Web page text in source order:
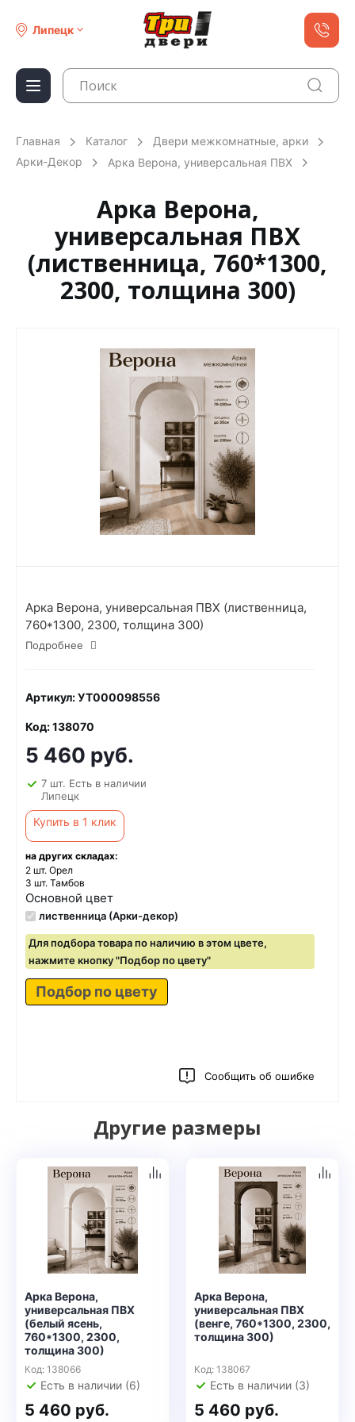
Липецк
Главная Каталог
Двери межкомнатные, арки
Арки-Декор
Арка Верона, универсальная ПВХ
Арка Верона,
универсальная ПВХ
(лиственница, 760*1300,
2300, толщина 300)
Арка Верона, универсальная ПВХ (лиственница,
760*1300, 2300, толщина 300)
Подробнее
Артикул: УТ000098556
Код: 138070
5 460 руб.
7 шт. Есть в наличии
Липецк
Купить в 1 клик
на других складах:
2 шт. Орел
3 шт. Тамбов
Основной цвет
лиственница (Арки-декор)
Для подбора товара по наличию в этом цвете,
нажмите кнопку "Подбор по цвету"
Подбор по цвету
Сообщить об ошибке
Другие размеры
Арка Верона,
универсальная ПВХ
(белый ясень,
760*1300, 2300,
толщина 300)
Код: 138066
Есть в наличии (6)
5 460 руб.
Арка Верона,
универсальная ПВХ
(венге, 760*1300, 2300,
толщина 300)
Код: 138067
Есть в наличии (3)
5 460 руб.